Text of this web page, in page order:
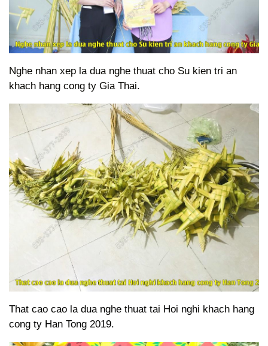
Nghe nhan xep la dua nghe thuat cho Su kien tri an
khach hang cong ty Gia Thai.
That cao cao la dua nghe thuat tai Hoi nghi khach hang
cong ty Han Tong 2019.